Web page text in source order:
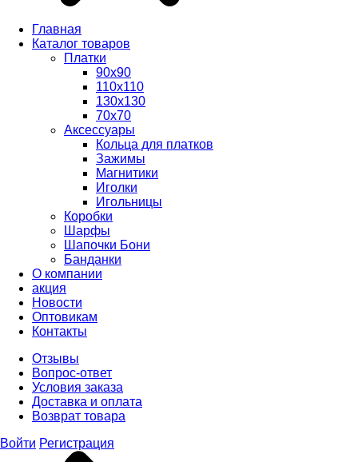
Главная
Каталог товаров
Платки
90x90
110x110
130x130
70х70
Аксессуары
Кольца для платков
Зажимы
Магнитики
Иголки
Игольницы
Коробки
Шарфы
Шапочки Бони
Банданки
О компании
акция
Новости
Оптовикам
Контакты
Отзывы
Вопрос-ответ
Условия заказа
Доставка и оплата
Возврат товара
Войти Регистрация